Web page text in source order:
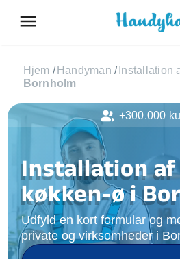
menu
Hjem / Handyman / Installation
Bornholm
Installation af
køkken-ø i
Udfyld en kort formular og
private og virksomheder i
+300.000